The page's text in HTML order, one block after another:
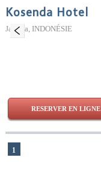
Kosenda Hotel
Jakarta, INDONÉSIE
RESERVER EN LIGNE
1